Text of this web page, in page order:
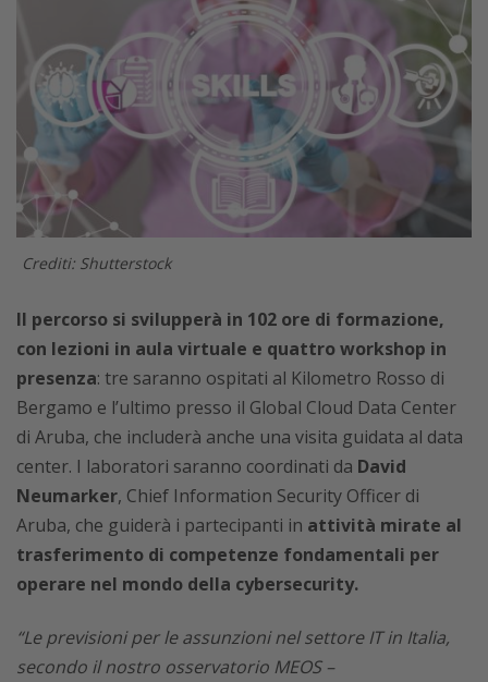
Crediti: Shutterstock
Il percorso si svilupperà in 102 ore di formazione,
con lezioni in aula virtuale e quattro workshop in
presenza: tre saranno ospitati al Kilometro Rosso di
Bergamo e l’ultimo presso il Global Cloud Data Center
di Aruba, che includerà anche una visita guidata al data
center. I laboratori saranno coordinati da David
Neumarker, Chief Information Security Officer di
Aruba, che guiderà i partecipanti in attività mirate al
trasferimento di competenze fondamentali per
operare nel mondo della cybersecurity.
“Le previsioni per le assunzioni nel settore IT in Italia,
secondo il nostro osservatorio MEOS –